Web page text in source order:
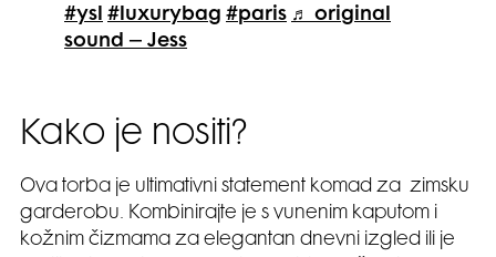
#ysl #luxurybag #paris ♬ original
sound – Jess
Kako je nositi?
Ova torba je ultimativni statement komad za zimsku
garderobu. Kombinirajte je s vunenim kaputom i
kožnim čizmama za elegantan dnevni izgled ili je